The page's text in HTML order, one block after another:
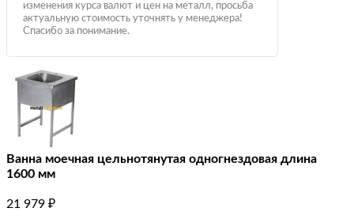
изменения курса валют и цен на металл, просьба
актуальную стоимость уточнять у менеджера!
Спасибо за понимание.
Ванна моечная цельнотянутая одногнездовая длина
1600 мм
21 979 ₽